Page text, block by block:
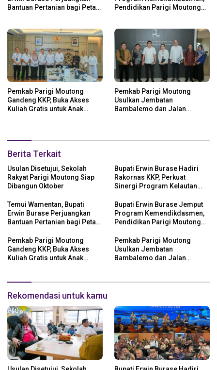
Bantuan Pertanian bagi Petani
Pendidikan Parigi Moutong
Pemkab Parigi Moutong
Gandeng KKP, Buka Akses
Kuliah Gratis untuk Anak
Pemkab Parigi Moutong
Usulkan Jembatan
Bambalemo dan Jalan
Berita Terkait
Usulan Disetujui, Sekolah
Rakyat Parigi Moutong Siap
Dibangun Oktober
Bupati Erwin Burase Hadiri
Rakornas KKP, Perkuat
Sinergi Program Kelautan
Temui Wamentan, Bupati
Erwin Burase Perjuangkan
Bantuan Pertanian bagi Petani
Bupati Erwin Burase Jemput
Program Kemendikdasmen,
Pendidikan Parigi Moutong
Pemkab Parigi Moutong
Gandeng KKP, Buka Akses
Kuliah Gratis untuk Anak
Pemkab Parigi Moutong
Usulkan Jembatan
Bambalemo dan Jalan
Rekomendasi untuk kamu